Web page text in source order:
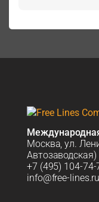
Москва, ул.
Автозаводская)
+7 (495) 104-74-
info@free-lines.ru